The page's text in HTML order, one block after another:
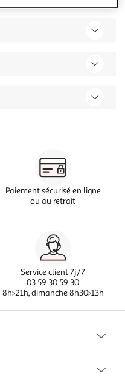
Paiement sécurisé en ligne
ou au retrait
Service client 7j/7
03 59 30 59 30
8h>21h, dimanche 8h30>13h